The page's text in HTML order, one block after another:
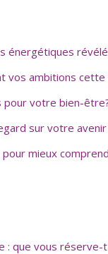
énergétiques
vos ambitions cette
pour votre bien-
sur votre avenir
mieux
: que vous réserve-